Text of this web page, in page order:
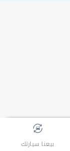
بيعنا سيارتك